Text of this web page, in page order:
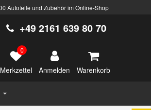
Autoteile und Zubehör im Online-Shop
+49 2161 639 80 70
0
Merkzettel Anmelden Warenkorb